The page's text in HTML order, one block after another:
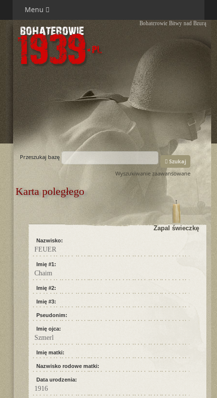
Menu
Bohaterowie Bitwy nad Bzurą
Przeszukaj bazę
Szukaj
Wyszukiwanie zaawansowane
Karta poległego
Zapal świeczkę
Nazwisko:
FEUER
Imię #1:
Chaim
Imię #2:
Imię #3:
Pseudonim:
Imię ojca:
Szmerl
Imię matki:
Nazwisko rodowe matki:
Data urodzenia:
1916